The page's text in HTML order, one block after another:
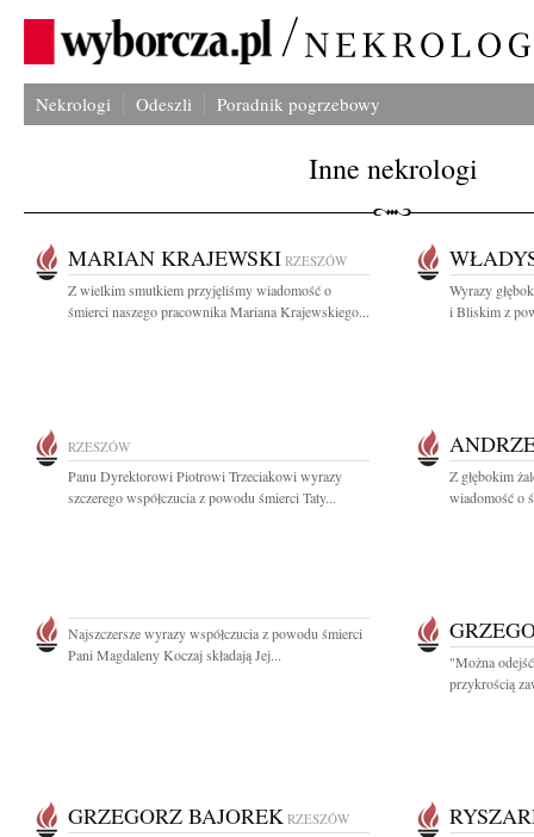
Nekrologi Odeszli Poradnik pogrzebowy
Inne nekrologi
MARIAN KRAJEWSKI RZESZÓW
Z wielkim smutkiem przyjęliśmy wiadomość o
śmierci naszego pracownika Mariana Krajewskiego...
Wyrazy
i Bliskim z
RZESZÓW
Panu Dyrektorowi Piotrowi Trzeciakowi wyrazy
szczerego współczucia z powodu śmierci Taty...
Z głębokim
wiadomość o
Najszczersze wyrazy współczucia z powodu śmierci
Pani Magdaleny Koczaj składają Jej...
"Można
przykrością
GRZEGORZ BAJOREK RZESZÓW